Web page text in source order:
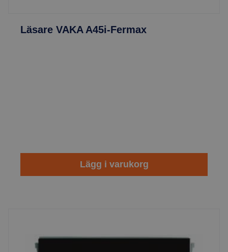
Läsare VAKA A45i-Fermax
Lägg i varukorg